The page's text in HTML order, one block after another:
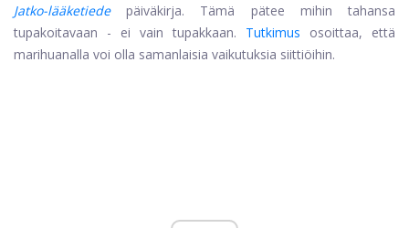
Jatko-lääketiede
päiväkirja. Tämä pätee mihin tahansa
tupakoitavaan - ei vain tupakkaan.
Tutkimus
osoittaa, että
marihuanalla voi olla samanlaisia ​​vaikutuksia siittiöihin.